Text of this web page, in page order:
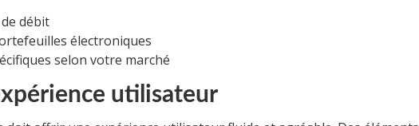
débit
électroniques
selon votre marché
utilisateur